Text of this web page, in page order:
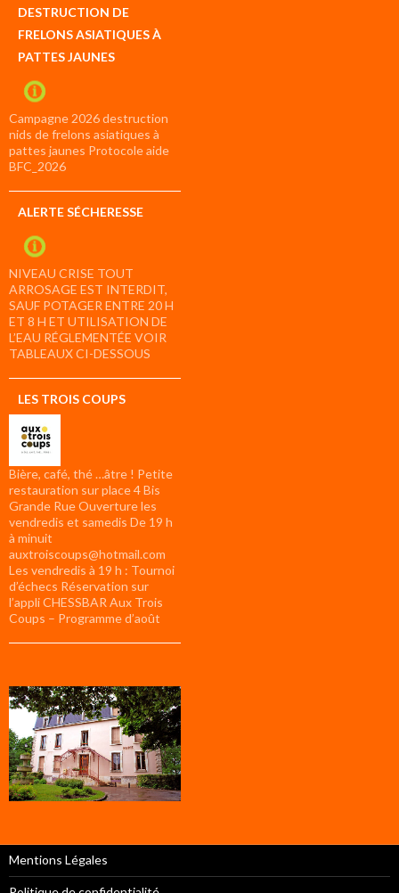
DESTRUCTION DE
FRELONS ASIATIQUES À
PATTES JAUNES
Campagne 2026 destruction
nids de frelons asiatiques à
pattes jaunes Protocole aide
BFC_2026
ALERTE SÉCHERESSE
NIVEAU CRISE TOUT
ARROSAGE EST INTERDIT,
SAUF POTAGER ENTRE 20 H
ET 8 H ET UTILISATION DE
L’EAU RÉGLEMENTÉE VOIR
TABLEAUX CI-DESSOUS
LES TROIS COUPS
Bière, café, thé …âtre ! Petite
restauration sur place 4 Bis
Grande Rue Ouverture les
vendredis et samedis De 19 h
à minuit
auxtroiscoups@hotmail.com
Les vendredis à 19 h : Tournoi
d’échecs Réservation sur
l’appli CHESSBAR Aux Trois
Coups – Programme d’août
Mentions Légales